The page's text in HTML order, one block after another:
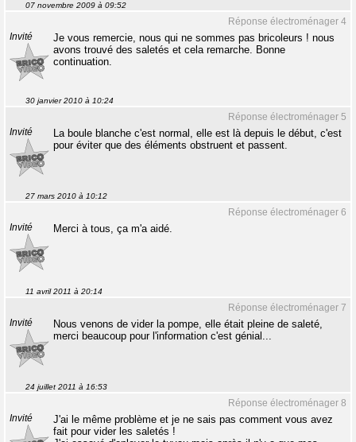
07 novembre 2009 à 09:52
Réponse électroménager 4
Invité
Je vous remercie, nous qui ne sommes pas bricoleurs ! nous
avons trouvé des saletés et cela remarche. Bonne
continuation.
30 janvier 2010 à 10:24
Réponse électroménager 5
Invité
La boule blanche c'est normal, elle est là depuis le début, c'est
pour éviter que des éléments obstruent et passent.
27 mars 2010 à 10:12
Réponse électroménager 6
Invité Merci à tous, ça m'a aidé.
11 avril 2011 à 20:14
Réponse électroménager 7
Invité
Nous venons de vider la pompe, elle était pleine de saleté,
merci beaucoup pour l'information c'est génial...
24 juillet 2011 à 16:53
Réponse électroménager 8
Invité
J'ai le même problème et je ne sais pas comment vous avez
fait pour vider les saletés !